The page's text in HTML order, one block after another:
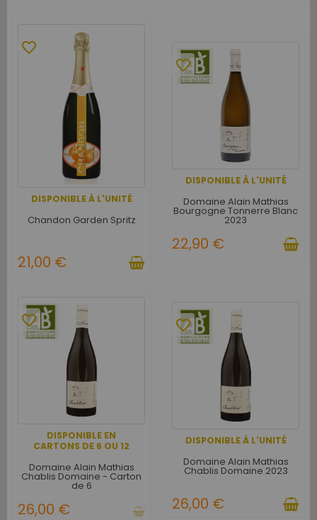
DISPONIBLE À L'UNITÉ
favorite_border
Chandon Garden Spritz
21,00 €
DISPONIBLE À L'UNITÉ
favorite_border
Domaine Alain Mathias
Bourgogne Tonnerre Blanc
2023
22,90 €
DISPONIBLE EN
CARTONS DE 6 OU 12
favorite_border
Domaine Alain Mathias
Chablis Domaine - Carton
de 6
26,00 €
DISPONIBLE À L'UNITÉ
favorite_border
Domaine Alain Mathias
Chablis Domaine 2023
26,00 €